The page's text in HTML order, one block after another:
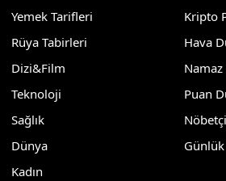
Yemek Tarifleri
Rüya Tabirleri
Dizi&Film
Teknoloji
Sağlık
Dünya
Kadın
Kripto
Hava
Puan